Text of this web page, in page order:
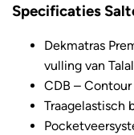
Specificaties
Dekmatras
vulling van
CDB –
Traagelastisch